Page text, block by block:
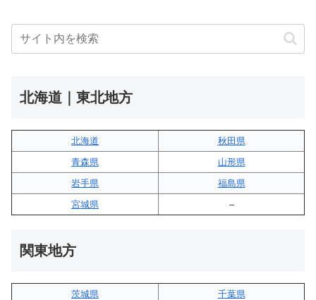
北海道｜東北地方
北海道
秋田県
青森県
山形県
岩手県
福島県
宮城県
–
関東地方
茨城県
千葉県